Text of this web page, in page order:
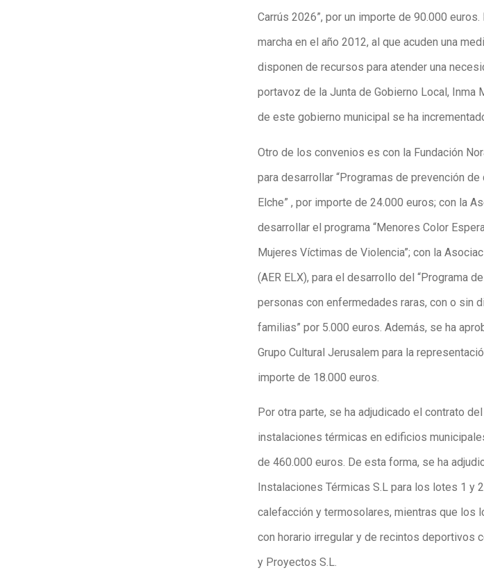
Carrús 2026”, por un importe de 90.000
marcha en el año 2012, al que acuden una
disponen de recursos para atender una
portavoz de la Junta de Gobierno Local, Inma
de este gobierno municipal se ha
Otro de los convenios es con la Fundación
para desarrollar “Programas de prevención
Elche” , por importe de 24.000 euros; con la
desarrollar el programa “Menores Color
Mujeres Víctimas de Violencia”; con la
(AER ELX), para el desarrollo del “Programa
personas con enfermedades raras, con o sin
familias” por 5.000 euros. Además, se ha
Grupo Cultural Jerusalem para la
importe de 18.000 euros.
Por otra parte, se ha adjudicado el contrato
instalaciones térmicas en edificios
de 460.000 euros. De esta forma, se ha
Instalaciones Térmicas S.L para los lotes 1 y
calefacción y termosolares, mientras que los
con horario irregular y de recintos deportivos
y Proyectos S.L.